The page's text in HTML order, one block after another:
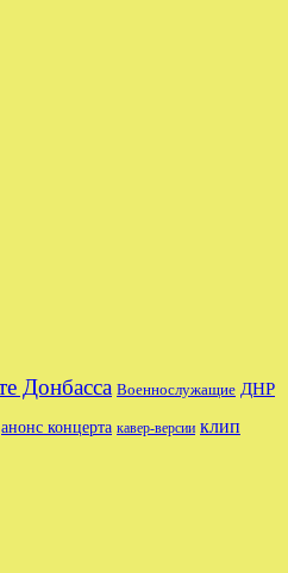
Донбасса Военнослужащие ДНР
анонс концерта кавер-версии клип